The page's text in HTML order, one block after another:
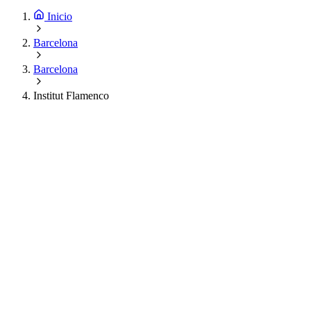
Inicio
Barcelona
Barcelona
Institut Flamenco